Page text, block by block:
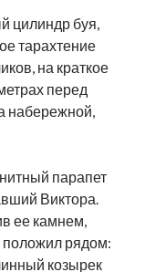
цилиндр буя,
тарахтение
на краткое
перед
набережной,
парапет
Виктора.
ее камнем,
положил рядом:
козырек